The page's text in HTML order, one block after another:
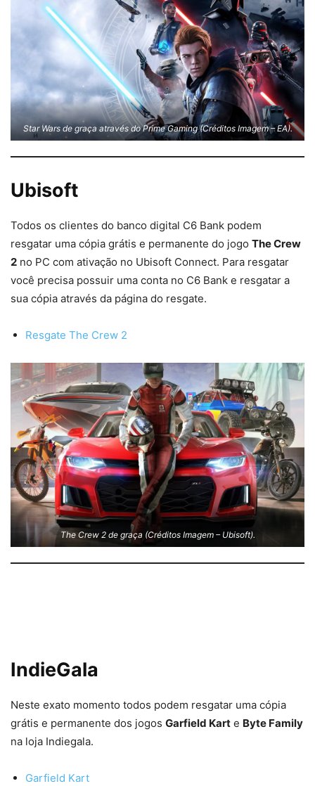
Star Wars de graça através do Prime Gaming (Créditos Imagem – EA).
Ubisoft
Todos os clientes do banco digital C6 Bank podem
resgatar uma cópia grátis e permanente do jogo The Crew
2 no PC com ativação no Ubisoft Connect. Para resgatar
você precisa possuir uma conta no C6 Bank e resgatar a
sua cópia através da página do resgate.
Resgate The Crew 2
The Crew 2 de graça (Créditos Imagem – Ubisoft).
IndieGala
Neste exato momento todos podem resgatar uma cópia
grátis e permanente dos jogos Garfield Kart e Byte Family
na loja Indiegala.
Garfield Kart